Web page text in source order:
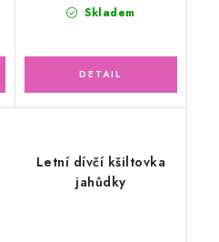
Skladem
Letní dívčí kšiltovka
jahůdky